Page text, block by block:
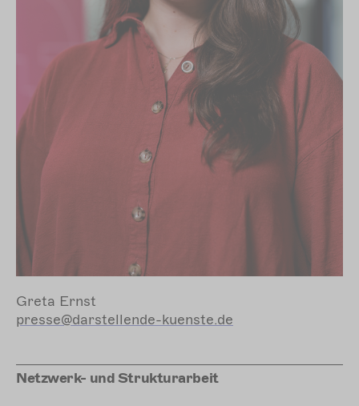
Greta Ernst
presse@darstellende-kuenste.de
Netzwerk- und Strukturarbeit